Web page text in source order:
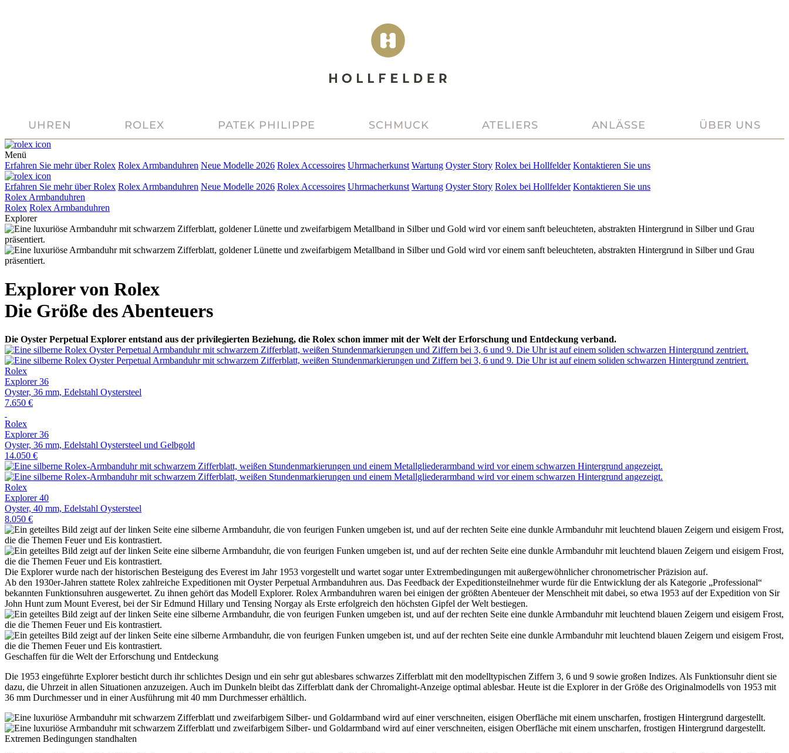
UHREN ROLEX PATEK PHILIPPE SCHMUCK ATELIERS ANLÄSSE ÜBER UNS
Menü
Erfahren Sie mehr überRolex Rolex Armbanduhren Neue Modelle 2026 Rolex Accessoires Uhrmacherkunst Wartung Oyster Story Rolex bei Hollfelder Kontaktieren Sie uns
Erfahren Sie mehr überRolex Rolex Armbanduhren Neue Modelle 2026 Rolex Accessoires Uhrmacherkunst Wartung Oyster Story Rolex bei Hollfelder Kontaktieren Sie uns
Rolex Armbanduhren
Rolex Rolex Armbanduhren
Explorer
Explorer von Rolex
Die Größe des Abenteuers
Die Oyster Perpetual Explorer entstand aus der privilegierten Beziehung, die Rolex schon immer mit der Welt der Erforschung und Entdeckung verband.
Rolex
Explorer 36
Oyster, 36 mm, Edelstahl Oystersteel
7.650 €
Rolex
Explorer 36
Oyster, 36 mm, Edelstahl Oystersteel und Gelbgold
14.050 €
Rolex
Explorer 40
Oyster, 40 mm, Edelstahl Oystersteel
8.050 €
Die Explorer wurde nach der historischen Besteigung des Everest im Jahr 1953 vorgestellt und wartet sogar unter Extrembedingungen mit außergewöhnlicher chronometrischer Präzision auf.
Ab den 1930er-Jahren stattete Rolex zahlreiche Expeditionen mit Oyster Perpetual Armbanduhren aus. Das Feedback der Expeditionsteilnehmer wurde für die Entwicklung der als Kategorie „Professional“
bekannten Funktionsuhren ausgewertet. Zu ihnen gehört das Modell Explorer. Rolex Armbanduhren waren bei einigen der größten Abenteuer der Menschheit mit dabei, so etwa 1953 auf der Expedition von Sir
John Hunt zum Mount Everest, bei der Sir Edmund Hillary und Tensing Norgay als Erste erfolgreich den höchsten Gipfel der Welt bestiegen.
Geschaffen für die Welt der Erforschung und Entdeckung
Die 1953 eingeführte Explorer besticht durch ihr schlichtes Design und ein sehr gut ablesbares schwarzes Zifferblatt mit den modelltypischen Ziffern 3, 6 und 9 sowie großen Indizes. Als Funktionsuhr dient sie
dazu, die Uhrzeit in allen Situationen anzuzeigen. Auch im Dunkeln bleibt das Zifferblatt dank der Chromalight-Anzeige optimal ablesbar. Heute ist die Explorer in der Größe des Originalmodells von 1953 mit
36 mm Durchmesser und in einer Ausführung mit 40 mm Durchmesser erhältlich.
Extremen Bedingungen standhalten